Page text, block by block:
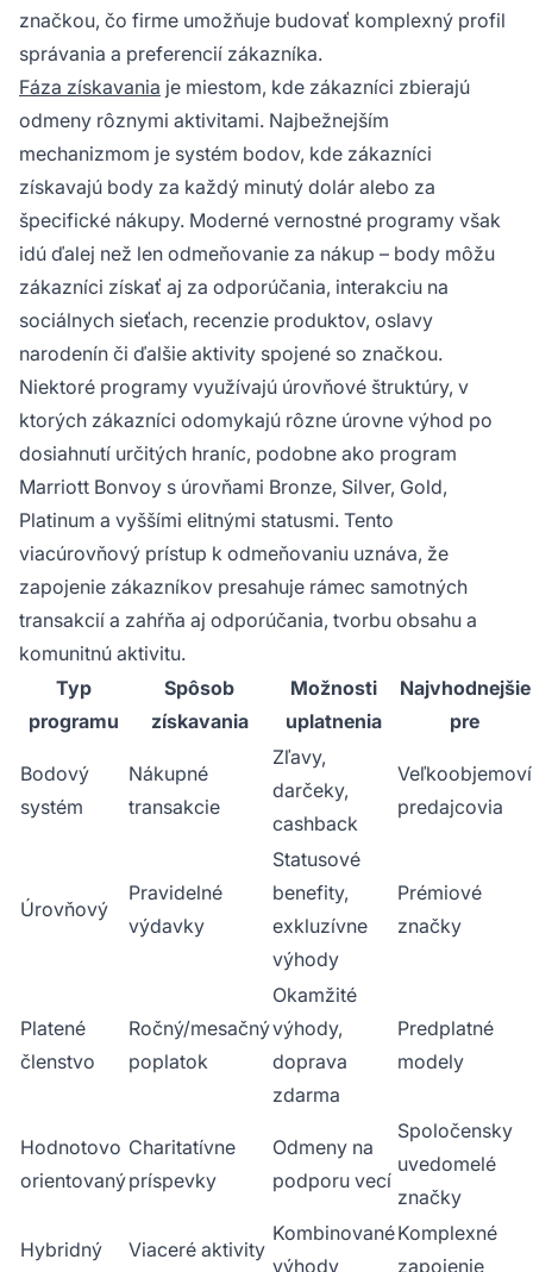
značkou, čo firme umožňuje budovať komplexný profil
správania a preferencií zákazníka.
Fáza získavania je miestom, kde zákazníci zbierajú
odmeny rôznymi aktivitami. Najbežnejším
mechanizmom je systém bodov, kde zákazníci
získavajú body za každý minutý dolár alebo za
špecifické nákupy. Moderné vernostné programy však
idú ďalej než len odmeňovanie za nákup – body môžu
zákazníci získať aj za odporúčania, interakciu na
sociálnych sieťach, recenzie produktov, oslavy
narodenín či ďalšie aktivity spojené so značkou.
Niektoré programy využívajú úrovňové štruktúry, v
ktorých zákazníci odomykajú rôzne úrovne výhod po
dosiahnutí určitých hraníc, podobne ako program
Marriott Bonvoy s úrovňami Bronze, Silver, Gold,
Platinum a vyššími elitnými statusmi. Tento
viacúrovňový prístup k odmeňovaniu uznáva, že
zapojenie zákazníkov presahuje rámec samotných
transakcií a zahŕňa aj odporúčania, tvorbu obsahu a
komunitnú aktivitu.
Typ
programu
Spôsob
získavania
Možnosti
uplatnenia
Najvhodnejšie
pre
Bodový
systém
Nákupné
transakcie
Zľavy,
darčeky,
cashback
Veľkoobjemoví
predajcovia
Úrovňový
Pravidelné
výdavky
Statusové
benefity,
exkluzívne
výhody
Prémiové
značky
Platené
členstvo
Ročný/mesačný
poplatok
Okamžité
výhody,
doprava
zdarma
Predplatné
modely
Hodnotovo
orientovaný
Charitatívne
príspevky
Odmeny na
podporu vecí
Spoločensky
uvedomelé
značky
Hybridný Viaceré aktivity
Kombinované
výhody
Komplexné
zapojenie